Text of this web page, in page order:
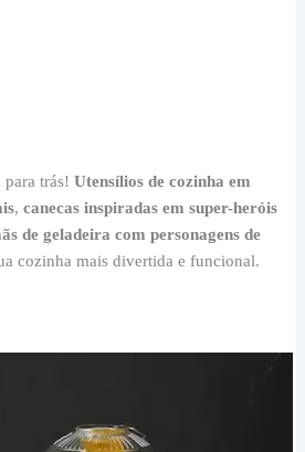
para trás!Utensílios de cozinha em
,canecas inspiradas em super-heróis
de geladeira com personagens de
cozinha mais divertida e funcional.